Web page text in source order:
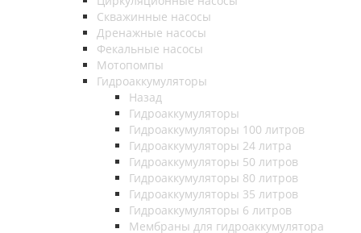
Скважинные насосы
Дренажные насосы
Фекальные насосы
Мотопомпы
Гидроаккумуляторы
Назад
Гидроаккумуляторы
Гидроаккумуляторы 100 литров
Гидроаккумуляторы 24 литра
Гидроаккумуляторы 50 литров
Гидроаккумуляторы 80 литров
Гидроаккумуляторы 35 литров
Гидроаккумуляторы 6 литров
Мембраны для гидроаккумулятора